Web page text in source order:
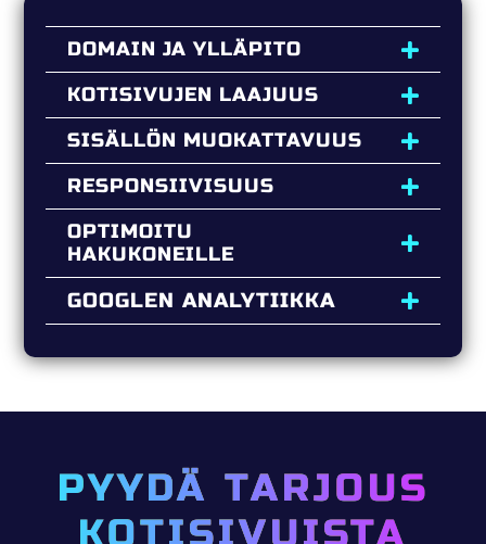
DOMAIN JA YLLÄPITO
KOTISIVUJEN LAAJUUS
SISÄLLÖN MUOKATTAVUUS
RESPONSIIVISUUS
OPTIMOITU
HAKUKONEILLE
GOOGLEN ANALYTIIKKA
PYYDÄ TARJOUS
KOTISIVUISTA